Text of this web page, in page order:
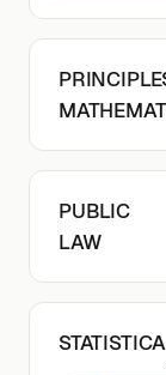
PUBLIC
LAW
STATISTICA